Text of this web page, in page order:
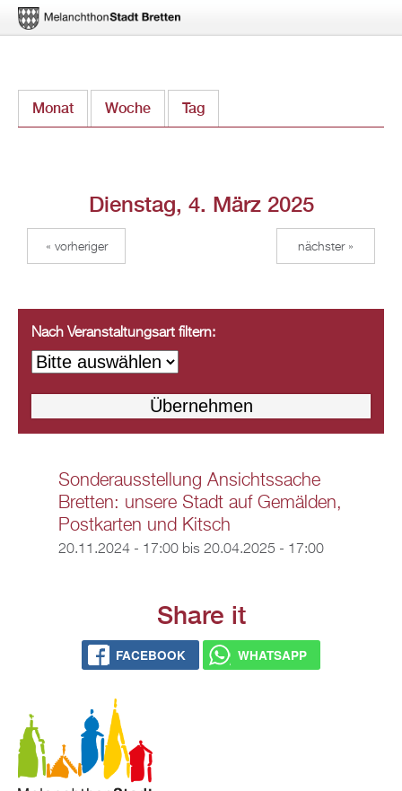
zum
Monat Woche Tag
Dienstag, 4. März 2025
« vorheriger nächster »
Nach Veranstaltungsart filtern:
Sonderausstellung Ansichtssache
Bretten: unsere Stadt auf Gemälden,
Postkarten und Kitsch
20.11.2024 - 17:00bis 20.04.2025 - 17:00
Share it
FACEBOOK WHATSAPP